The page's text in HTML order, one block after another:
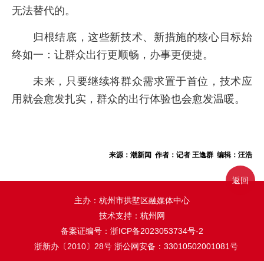
无法替代的。
归根结底，这些新技术、新措施的核心目标始
终如一：让群众出行更顺畅，办事更便捷。
未来，只要继续将群众需求置于首位，技术应
用就会愈发扎实，群众的出行体验也会愈发温暖。
来源：潮新闻 作者：记者 王逸群 编辑：汪浩
主办：杭州市拱墅区融媒体中心
技术支持：杭州网
备案证编号： 浙ICP备2023053734号-2
浙新办〔2010〕28号 浙公网安备：33010502001081号
返回